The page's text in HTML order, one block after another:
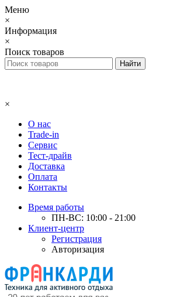
Меню
×
Информация
×
Поиск товаров
×
О нас
Trade-in
Сервис
Тест-драйв
Доставка
Оплата
Контакты
Время работы
ПН-ВС: 10:00 - 21:00
Клиент-центр
Регистрация
Авторизация